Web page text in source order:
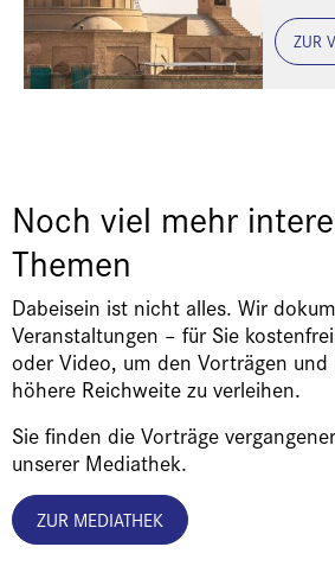
ZUR
Noch viel mehr
Themen
Dabeisein ist nicht alles. Wir
Veranstaltungen – für Sie
oder Video, um den Vorträgen und
höhere Reichweite zu verleihen.
Sie finden die Vorträge
unserer Mediathek.
ZUR MEDIATHEK